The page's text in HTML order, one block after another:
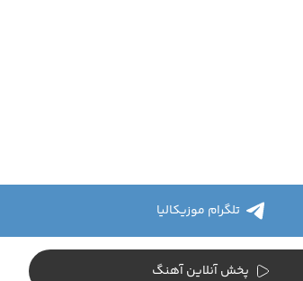
تلگرام موزیکالیا
پخش آنلاین آهنگ